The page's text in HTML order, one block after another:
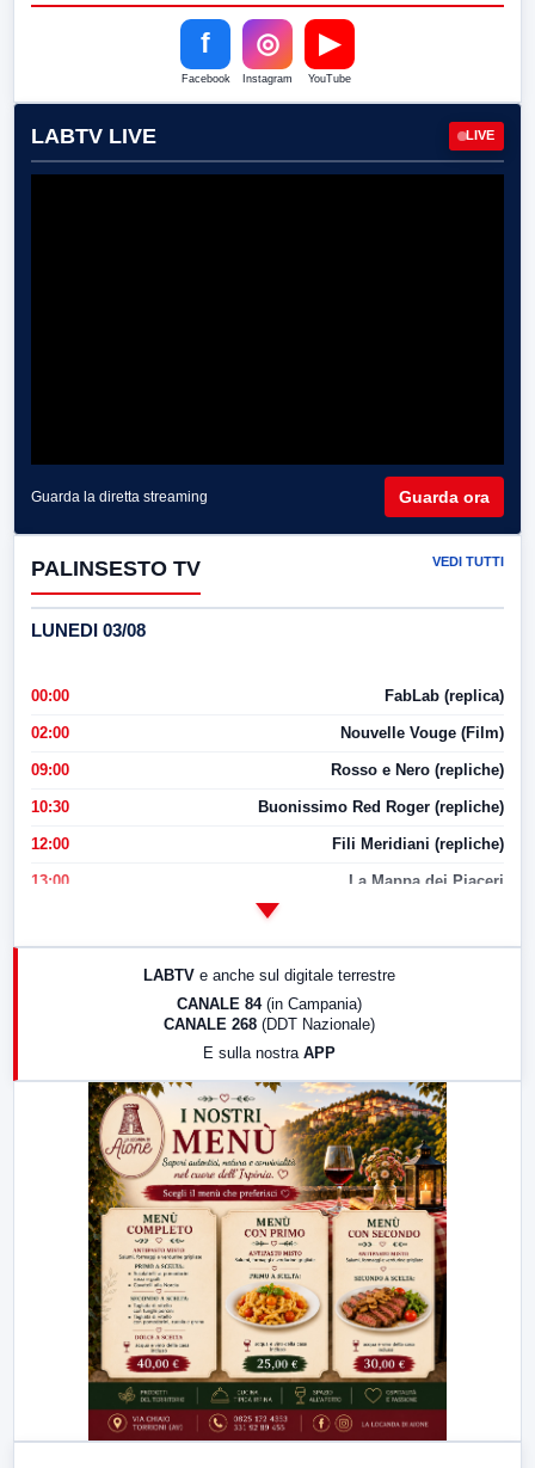
f
Facebook
◎
Instagram
▶
YouTube
LABTV LIVE LIVE
Guarda la diretta streaming Guarda ora
PALINSESTO TV VEDI TUTTI
LUNEDI 03/08
00:00 FabLab (replica)
02:00 Nouvelle Vouge (Film)
09:00 Rosso e Nero (repliche)
10:30 Buonissimo Red Roger (repliche)
12:00 Fili Meridiani (repliche)
13:00 La Mappa dei Piaceri
17:00 LabNews (replica)
LabNews (replica)
LABTV e anche sul digitale terrestre
CANALE 84 (in Campania)
CANALE 268 (DDT Nazionale)
E sulla nostra APP